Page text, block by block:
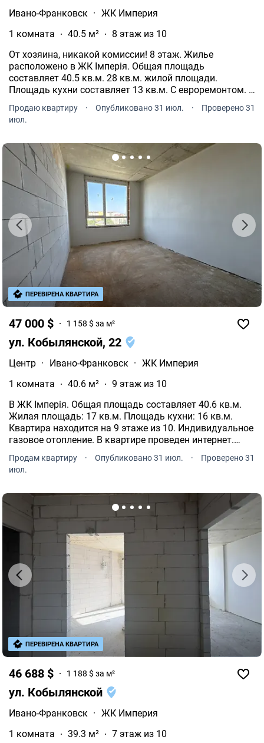
Ивано-Франковск · ЖК Империя
1 комната
40.5 м²
8 этаж из 10
От хозяина, никакой комиссии! 8 этаж. Жилье
расположено в ЖК Імперія. Общая площадь
составляет 40.5 кв.м. 28 кв.м. жилой площади.
Площадь кухни составляет 13 кв.м. С евроремонтом. С
панорамные окна. Цена 48000 $.
Продаю квартиру · Опубликовано 31 июл. ·
Проверено 31
июл.
47 000 $ 1 158 $ за м²
ул. Кобылянской, 22
Центр · Ивано-Франковск · ЖК Империя
1 комната
40.6 м²
9 этаж из 10
В ЖК Імперія. Общая площадь составляет 40.6 кв.м.
Жилая площадь: 17 кв.м. Площадь кухни: 16 кв.м.
Квартира находится на 9 этаже из 10. Индивидуальное
газовое отопление. В квартире проведен интернет.
время.
Продам квартиру · Опубликовано 31 июл. ·
Проверено 31
июл.
ПЕРЕВІРЕНА КВАРТИРА
46 688 $ 1 188 $ за м²
ул. Кобылянской
Ивано-Франковск · ЖК Империя
1 комната
39.3 м² 7 этаж из 10
ПЕРЕВІРЕНА КВАРТИРА